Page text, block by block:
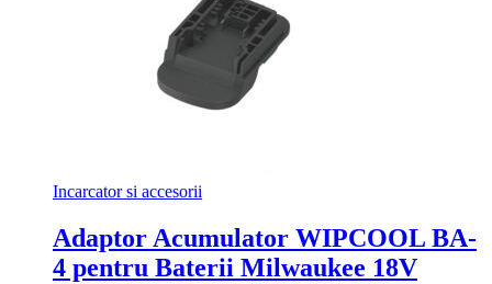
Incarcator si accesorii
Adaptor Acumulator WIPCOOL BA-
4 pentru Baterii Milwaukee 18V